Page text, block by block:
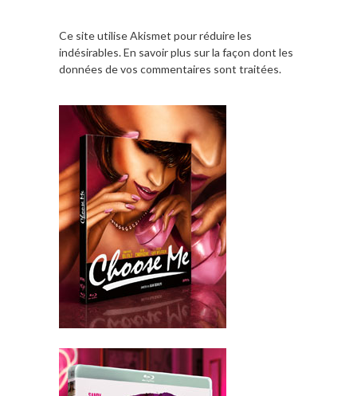
Ce site utilise Akismet pour réduire les
indésirables.En savoir plus sur la façon dont les
données de vos commentaires sont traitées.